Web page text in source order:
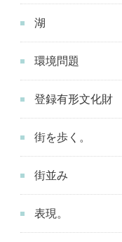
湖
環境問題
登録有形文化財
街を歩く。
街並み
表現。